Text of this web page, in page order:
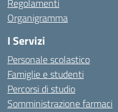
Regolamenti
Organigramma
I Servizi
Personale scolastico
Famiglie e studenti
Percorsi di studio
Somministrazione farmaci